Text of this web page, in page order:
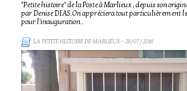
"Petite histoire" de la Poste à Marlieux , depuis son
par Denise DIAS.On appréciera tout particulièrement
pour l'inauguration..
LA PETITE HISTOIRE DE MARLIEUX- 29/07/2016